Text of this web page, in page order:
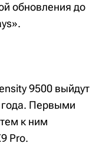
обновления до
9500 выйдут
года. Первыми
к ним
Pro.